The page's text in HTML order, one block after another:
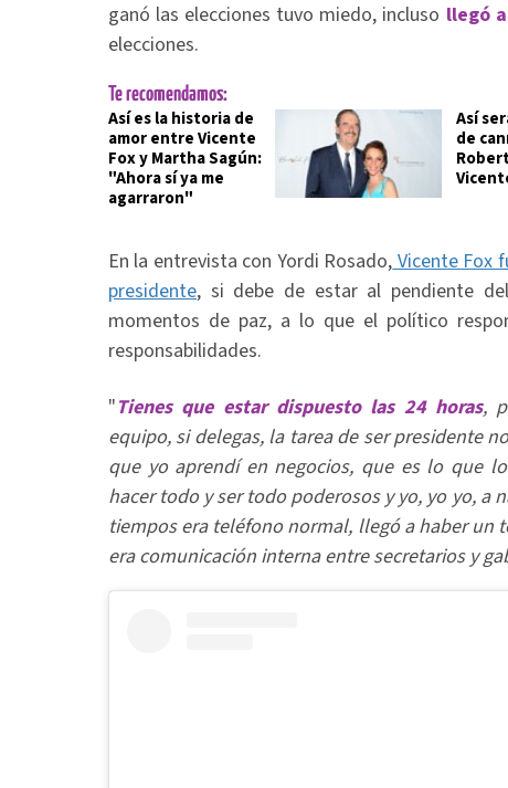
ganó las elecciones tuvo miedo, incluso llegó
elecciones.
Te recomendamos:
Así es la historia de
amor entre Vicente
Fox y Martha Sagún:
"Ahora sí ya me
agarraron"
Así
de
En la entrevista con Yordi Rosado,Vicente Fox
presidente, si debe de estar al pendiente
momentos de paz, a lo que el político
responsabilidades.
"Tienes que estar dispuesto las 24 horas,
equipo, si delegas, la tarea de ser presidente
que yo aprendí en negocios, que es lo que
hacer todo y ser todo poderosos y yo, yo yo, a
tiempos era teléfono normal, llegó a haber un
era comunicación interna entre secretarios y